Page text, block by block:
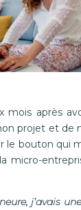
mois après
projet et de
le bouton qui
micro-
j’avais